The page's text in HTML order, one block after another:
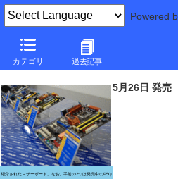
Powered
カテゴリ 過去記事
ASUSTeK、COMPUTEXに先駆け
～AMD 880GやAtom
紹介されたマザーボード。なお、手前の2つは発売中のP5Q
5月26日 発売